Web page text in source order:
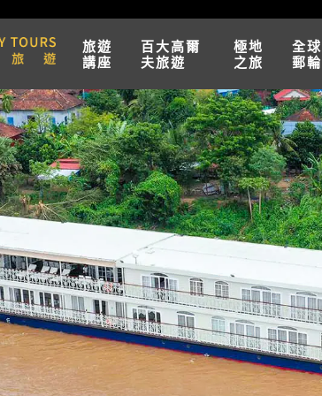
旅遊
講座
百大高爾
夫旅遊
極地
之旅
全球
郵輪